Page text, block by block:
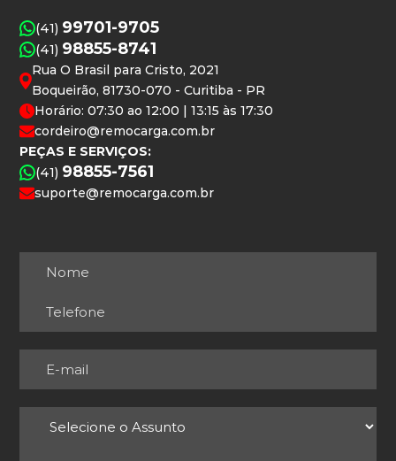
(41) 99701-9705
(41) 98855-8741
Rua O Brasil para Cristo, 2021
Boqueirão, 81730-070 - Curitiba - PR
Horário: 07:30 ao 12:00 | 13:15 às 17:30
cordeiro@remocarga.com.br
PEÇAS E SERVIÇOS:
(41) 98855-7561
suporte@remocarga.com.br